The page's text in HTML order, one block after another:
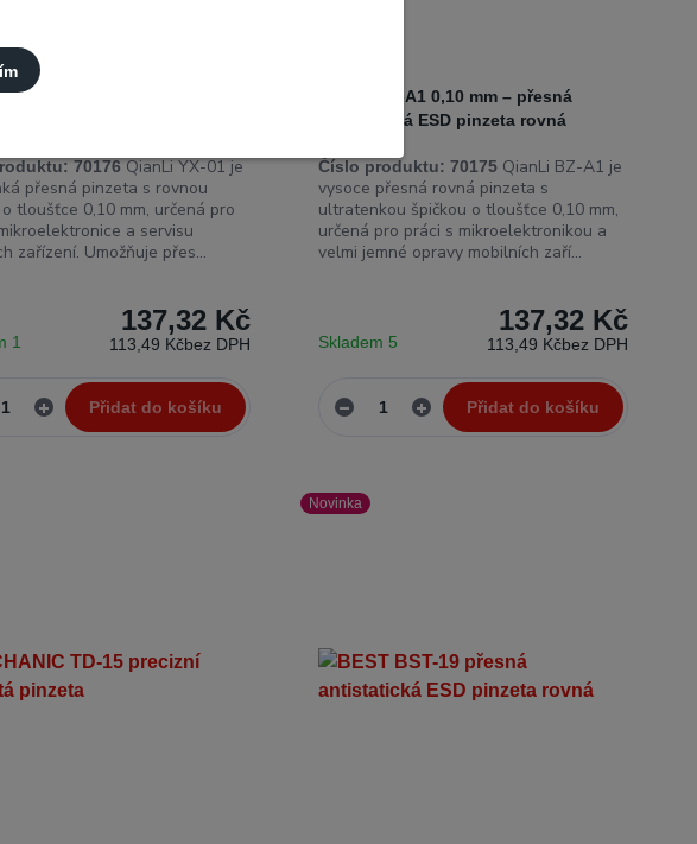
01 0,10 mm – přesná
70176QianLi YX-01 je
přesná pinzeta s rovnou
tloušťce 0,10 mm, určená pro
a servisu
zařízení. Umožňuje přes...
137,32 Kč
113,49 Kčbez DPH
1
Přidat do košíku
QianLi BZ-A1 0,10 mm – přesná
antistatická ESD pinzeta rovná
Číslo produktu: 70175 QianLi BZ-A1 je
vysoce přesná rovná pinzeta s
ultratenkou špičkou o tloušťce 0,10 mm,
určená pro práci s mikroelektronikou a
velmi jemné opravy mobilních zaří...
137,32 Kč
113,49 Kčbez DPH
Skladem 5
Přidat do košíku
Novinka